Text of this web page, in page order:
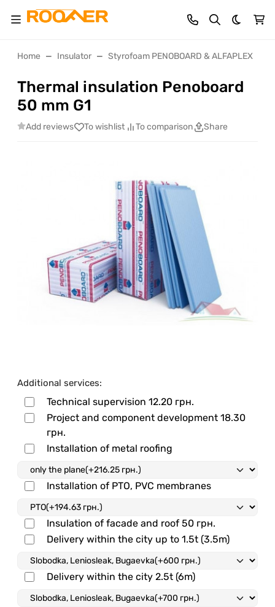
Dark
Home Insulator Styrofoam PENOBOARD & ALFAPLEX
Thermal insulation Penoboard
50 mm G1
Add reviews To wishlist To comparison Share
Additional services:
Technical supervision 12.20 грн.
Project and component development 18.30
грн.
Installation of metal roofing
Installation of PTO, PVC membranes
Insulation of facade and roof 50 грн.
Delivery within the city up to 1.5t (3.5m)
Delivery within the city 2.5t (6m)